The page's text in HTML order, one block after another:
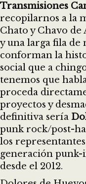
Transmisiones
recopilarnos a la
Chato y Chavo de
y una larga fila de
conforman la
social que a
tenemos que
proceda
proyectos y
definitiva sería
punk rock/post-
los
generación
desde el 2012.